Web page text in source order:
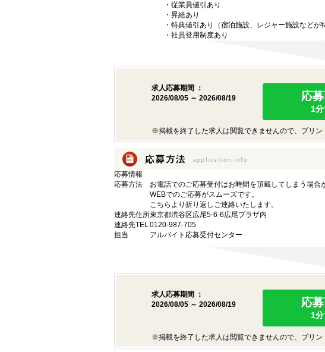
・従業員値引あり
・昇給あり
・特典値引あり（宿泊施設、レジャー施設などが
・社員登用制度あり
求人応募期間 ：
2026/08/05 ～ 2026/08/19
応
1
※掲載を終了した求人は閲覧できませんので、プリン
応募情報
応募方法
お電話でのご応募受付はお時間を頂戴してしまう場合
WEBでのご応募がスムーズです。
こちらより折り返しご連絡いたします。
連絡先住所東京都渋谷区広尾5-6-6広尾プラザ内
連絡先TEL0120-987-705
担当
アルバイト応募受付センター
求人応募期間 ：
2026/08/05 ～ 2026/08/19
応
1
※掲載を終了した求人は閲覧できませんので、プリン